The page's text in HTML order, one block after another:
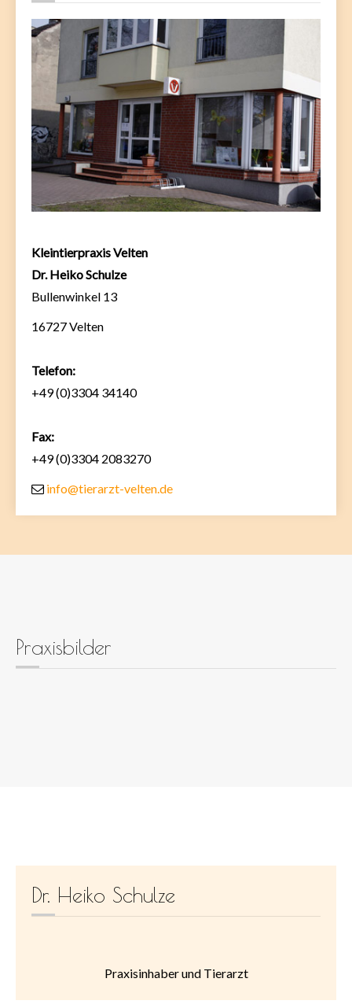
Kleintierpraxis Velten
Dr. Heiko Schulze
Bullenwinkel 13
16727 Velten
Telefon:
+49 (0)3304 34140
Fax:
+49 (0)3304 2083270
info@tierarzt-velten.de
Praxisbilder
Dr. Heiko Schulze
Praxisinhaber und Tierarzt